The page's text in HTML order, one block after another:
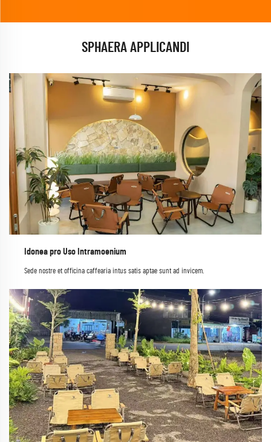
SPHAERA APPLICANDI
Idonea pro Uso Intramoenium
Sede nostre et officina caffearia intus satis aptae sunt ad invicem.